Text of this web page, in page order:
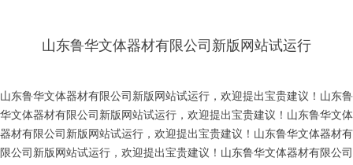
山东鲁华文体器材有限公司新版网站试运行
山东鲁华文体器材有限公司新版网站试运行，欢迎提出宝贵建议！山东鲁
华文体器材有限公司新版网站试运行，欢迎提出宝贵建议！山东鲁华文体
器材有限公司新版网站试运行，欢迎提出宝贵建议！山东鲁华文体器材有
限公司新版网站试运行，欢迎提出宝贵建议！山东鲁华文体器材有限公司